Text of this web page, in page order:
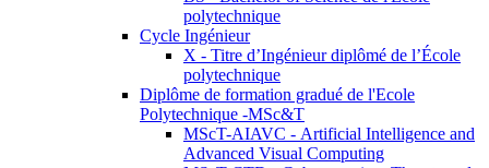
polytechnique
Cycle Ingénieur
X - Titre d’Ingénieur diplômé de l’École
polytechnique
Diplôme de formation gradué de l'Ecole
Polytechnique -MSc&T
MScT-AIAVC - Artificial Intelligence and
Advanced Visual Computing